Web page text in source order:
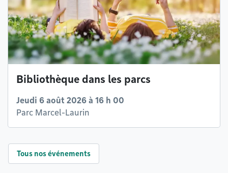
Bibliothèque dans les parcs
Jeudi 6 août 2026 à 16 h 00
Parc Marcel-Laurin
Tous nos événements